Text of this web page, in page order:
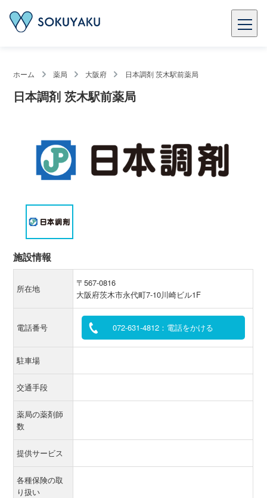
ホーム 薬局 大阪府 日本調剤 茨木駅前薬局
日本調剤 茨木駅前薬局
施設情報
所在地
〒567-0816
大阪府茨木市永代町7-10川崎ビル1F
電話番号 072-631-4812：電話をかける
駐車場
交通手段
薬局の薬剤師
数
提供サービス
各種保険の取
り扱い